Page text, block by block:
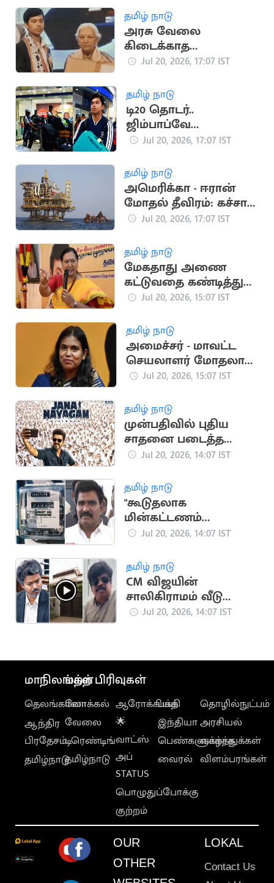
தமிழ் நாடு
அரசு வேலை
கிடைக்காத
விரக்தியில் இளைஞர்
Jul 20, 2026, 17:07 IST
தமிழ் நாடு
டி20 தொடர்..
ஜிம்பாப்வே
சென்றடைந்த இந்திய
Jul 20, 2026, 17:07 IST
தமிழ் நாடு
அமெரிக்கா - ஈரான்
மோதல் தீவிரம்: கச்சா
எண்ணெய் தட்டுப்பாடு
Jul 20, 2026, 17:07 IST
தமிழ் நாடு
மேகதாது அணை
கட்டுவதை கண்டித்து
தேமுதிக போராட்டம்
Jul 20, 2026, 15:07 IST
தமிழ் நாடு
அமைச்சர் - மாவட்ட
செயலாளர் மோதலால்
தவெக பொதுக்கூட்டம்
Jul 20, 2026, 15:07 IST
தமிழ் நாடு
முன்பதிவில் புதிய
சாதனை படைத்த
ஜனநாயகன்
Jul 20, 2026, 14:07 IST
தமிழ் நாடு
"கூடுதலாக
மின்கட்டணம்
செலுத்தியிருந்தால்
கொள்ளப்படும்"..
அமைச்சர்
நிர்மல்குமார்
Jul 20, 2026, 14:07 IST
தமிழ் நாடு
CM விஜயின்
சாலிகிராமம் வீடு
இடிப்பு.. நடிகர்
Jul 20, 2026, 14:07 IST
மாநிலங்கள்
தெலங்கானா
ஆந்திர
பிரதேசம்
தமிழ்நாடு
மற்ற பிரிவுகள்
லோக்கல்
வேலை
டிரெண்டிங்
தமிழ்நாடு
ஆரோக்கியம்
🌟
வாட்ஸ்
அப்
STATUS
பொழுதுப்போக்கு
குற்றம்
பக்தி
இந்தியா
பெண்களுக்காக
வைரல்
தொழில்நுட்பம்
அரசியல்
வாழ்த்துக்கள்
விளம்பரங்கள்
OUR
OTHER
LOKAL
Contact Us